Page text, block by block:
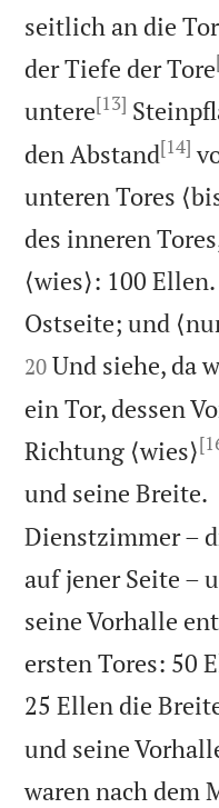
seitlich an die
der Tiefe der Tore
untere[13]
den Abstand[14]
unteren Tores
des inneren
⟨wies⟩: 100
Ostseite; und
20 Und siehe, da
ein Tor, dessen
Richtung ⟨wies⟩
und seine Breite.
Dienstzimmer –
auf jener Seite –
seine Vorhalle
ersten Tores: 50
25 Ellen die
und seine
waren nach dem